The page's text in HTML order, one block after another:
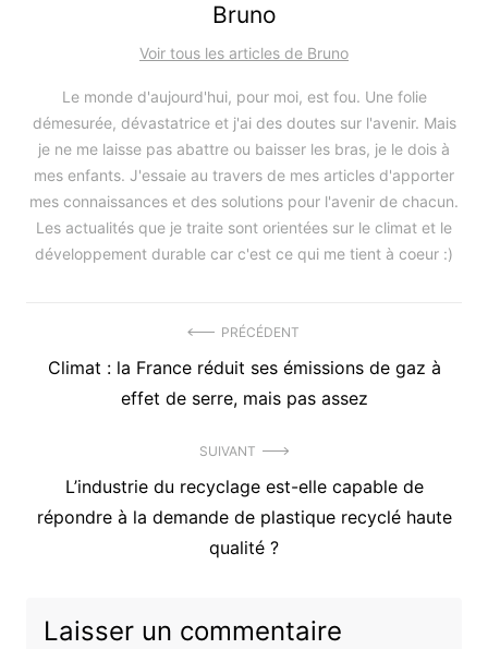
Bruno
Voir tous les articles de Bruno
Le monde d'aujourd'hui, pour moi, est fou. Une folie
démesurée, dévastatrice et j'ai des doutes sur l'avenir. Mais
je ne me laisse pas abattre ou baisser les bras, je le dois à
mes enfants. J'essaie au travers de mes articles d'apporter
mes connaissances et des solutions pour l'avenir de chacun.
Les actualités que je traite sont orientées sur le climat et le
développement durable car c'est ce qui me tient à coeur :)
de
PRÉCÉDENT
Précédent
Climat : la France réduit ses émissions de gaz à
effet de serre, mais pas assez
SUIVANT
Article
suivant
L’industrie du recyclage est-elle capable de
répondre à la demande de plastique recyclé haute
qualité ?
Laisser un commentaire